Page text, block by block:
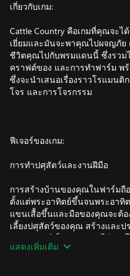
เกี่ยวกับเกม:
Cattle Country คือเกมที่คุณจะ
เยี่ยมและมันจะพาคุณไปผจญภัย
ชีวิตคุณไปกับพรมแดนนี้ ซึ่งรวม
คราฟต์ของ และการทำฟาร์ม พ
ซึ่งจะนำเสนอเรื่องราวโรแมนติ
โจร และการโจรกรรม
ฟีเจอร์ของเกม:
การทำปศุสัตว์และงานฝีมือ
การสร้างบ้านของคุณในฟาร์มถื
ตั้งแต่พระอาทิตย์ขึ้นจนพระอาทิ
แขนเสื้อขึ้นและมือของคุณจะต้อ
เลี้ยงปศุสัตว์ของคุณ สร้างและป
สวนสวรรค์เล็กๆ ของคุณได้เติบ
Cattle Country
แสดงเพิ่มเติม